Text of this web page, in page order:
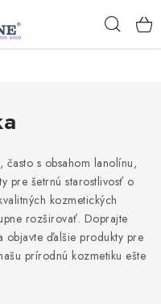
často s obsahom lanolínu,
pre šetrnú starostlivosť o
kozmetických
rozširovať. Doprajte
objavte ďalšie produkty pre
prírodnú kozmetiku ešte